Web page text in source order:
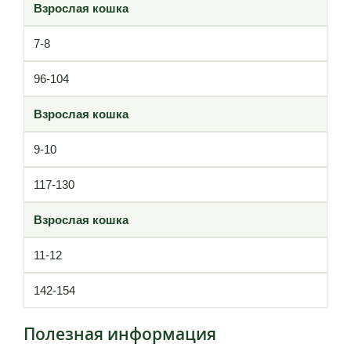
Взрослая кошка
7-8
96-104
Взрослая кошка
9-10
117-130
Взрослая кошка
11-12
142-154
Полезная информация